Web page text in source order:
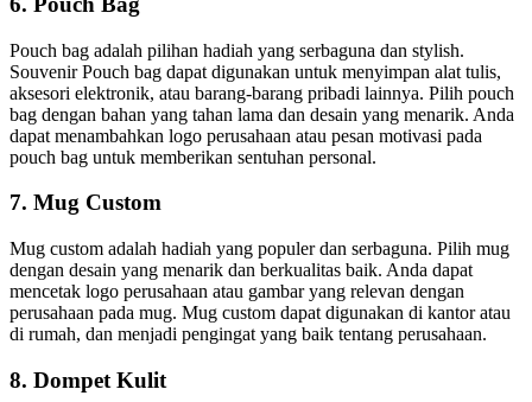
Pouch bag adalah pilihan hadiah yang serbaguna dan stylish.
Souvenir Pouch bag dapat digunakan untuk menyimpan alat tulis,
aksesori elektronik, atau barang-barang pribadi lainnya. Pilih pouch
bag dengan bahan yang tahan lama dan desain yang menarik. Anda
dapat menambahkan logo perusahaan atau pesan motivasi pada
pouch bag untuk memberikan sentuhan personal.
7. Mug Custom
Mug custom adalah hadiah yang populer dan serbaguna. Pilih mug
dengan desain yang menarik dan berkualitas baik. Anda dapat
mencetak logo perusahaan atau gambar yang relevan dengan
perusahaan pada mug. Mug custom dapat digunakan di kantor atau
di rumah, dan menjadi pengingat yang baik tentang perusahaan.
8. Dompet Kulit